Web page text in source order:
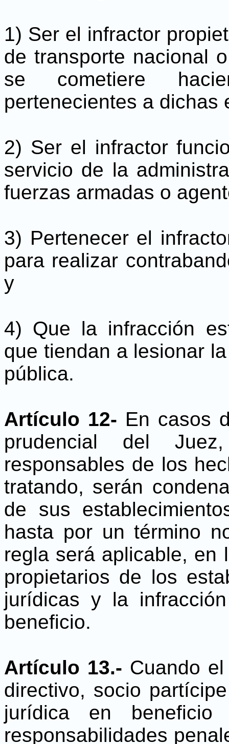
1) Ser el infractor
de transporte nacional
se cometiere
pertenecientes a dichas
2) Ser el infractor
servicio de la
fuerzas armadas o
3) Pertenecer el
para realizar
y
4) Que la infracción
que tiendan a lesionar
pública.
Artículo 12- En casos
prudencial del
responsables de los
tratando, serán
de sus
hasta por un término
regla será aplicable, en
propietarios de los
jurídicas y la
beneficio.
Artículo 13.- Cuando
directivo, socio
jurídica en
responsabilidades